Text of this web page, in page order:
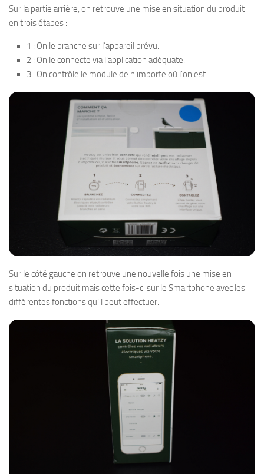
Sur la partie arrière, on retrouve une mise en situation du produit
en trois étapes :
1 : On le branche sur l’appareil prévu.
2 : On le connecte via l’application adéquate.
3 : On contrôle le module de n’importe où l’on est.
Sur le côté gauche on retrouve une nouvelle fois une mise en
situation du produit mais cette fois-ci sur le Smartphone avec les
différentes fonctions qu’il peut effectuer.